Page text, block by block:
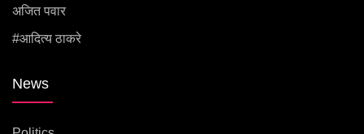
अजित पवार
#आदित्य ठाकरे
News